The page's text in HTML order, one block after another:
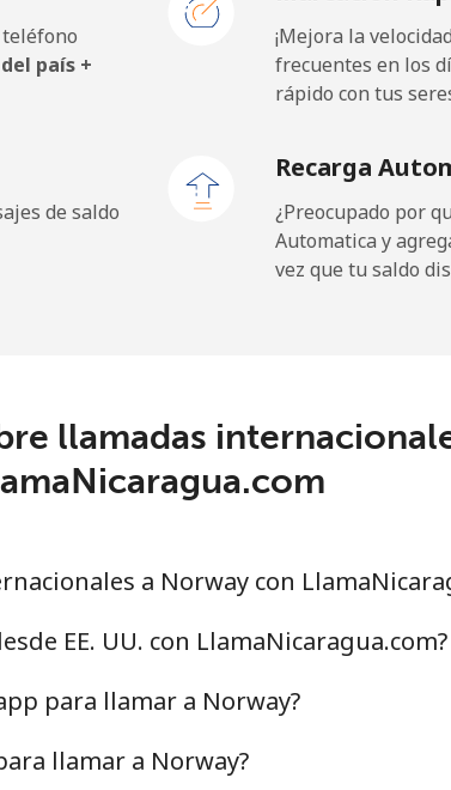
21 min por ⁦$10⁩
384 min por ⁦$10⁩
84 min por ⁦$10⁩
43 min por ⁦$10⁩
18 min por ⁦$10⁩
20 min por ⁦$10⁩
teléfono
país +
¡Mejora la
frecuentes en los
rápido con tus
de saldo
Recarga
¿Preocupado por
Automatica y
vez que tu saldo
llamadas
a Norway con
EE. UU. con LlamaNicaragua.com?
para llamar a Norway?
llamar a Norway?